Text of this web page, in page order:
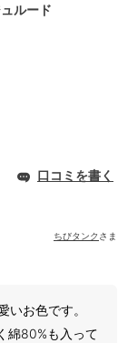
ルード
口コミを書く
ちびタンク さま
お色です。
綿80%も入って